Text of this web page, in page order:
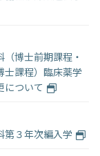
（博士前期課程・
士課程）臨床薬学
について
３年次編入学